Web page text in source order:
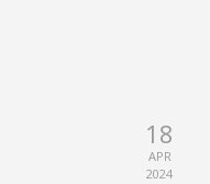
18
APR
2024